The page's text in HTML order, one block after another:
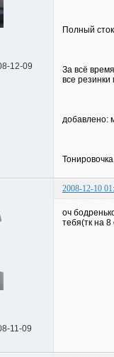
12-09
Полный
За всё
все резинки
добавлено:
2008-12-10
11-09
оч
тебя(тк на 8